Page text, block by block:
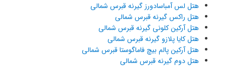
هتل لس آمباسادورز گیرنه قبرس شمالی
هتل راکس گیرنه قبرس شمالی
هتل آرکین کلونی گیرنه قبرس شمالی
هتل کایا پلازو گیرنه قبرس شمالی
هتل آرکین پالم بیچ فاماگوستا قبرس شمالی
هتل دوم گیرنه قبرس شمالی